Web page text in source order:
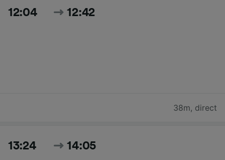
12:04 12:42
38m, direct
13:24 14:05